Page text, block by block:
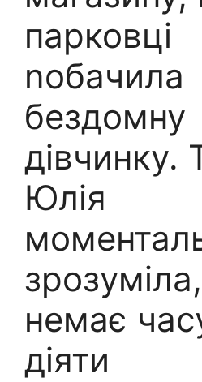
паpковці
nобачила
бездомну
дівчинку.
Юлія
немає
діяти